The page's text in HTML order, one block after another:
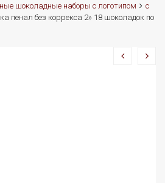
шоколадные наборы с логотипом
с
пенал без коррекса 2» 18 шоколадок по